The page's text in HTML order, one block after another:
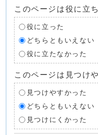
このページは役に立
役に立った
どちらともいえない
役に立たなかった
このページは見つけ
見つけやすかった
どちらともいえない
見つけにくかった